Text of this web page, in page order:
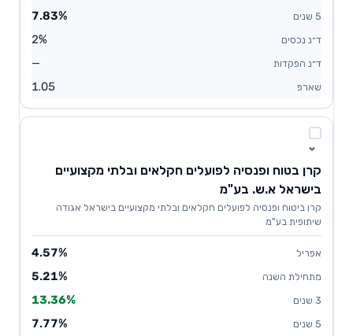
7.83%
2%
—
1.05
קרן בטוח ופנסיה לפועלים חקלאים ובלתי מקצועיים
בישראל א.ש. בע"מ
קרן ביטוח ופנסיה לפועלים חקלאים ובלתי מקצועיים בישראל אגודה
שיתופית בע"מ
4.57%
5.21%
13.36%
7.77%